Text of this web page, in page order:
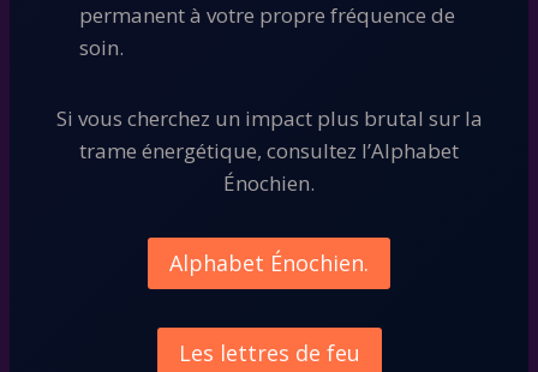
permanent à votre propre fréquence de
soin.
Si vous cherchez un impact plus brutal sur la
trame énergétique, consultez l’Alphabet
Énochien.
Alphabet Énochien.
Les lettres de feu